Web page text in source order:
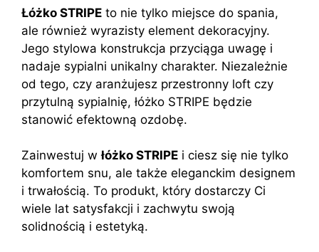
Łóżko STRIPE to nie tylko miejsce do spania,
ale również wyrazisty element dekoracyjny.
Jego stylowa konstrukcja przyciąga uwagę i
nadaje sypialni unikalny charakter. Niezależnie
od tego, czy aranżujesz przestronny loft czy
przytulną sypialnię, łóżko STRIPE będzie
stanowić efektowną ozdobę.
Zainwestuj włóżko STRIPE i ciesz się nie tylko
komfortem snu, ale także eleganckim designem
i trwałością. To produkt, który dostarczy Ci
wiele lat satysfakcji i zachwytu swoją
solidnością i estetyką.